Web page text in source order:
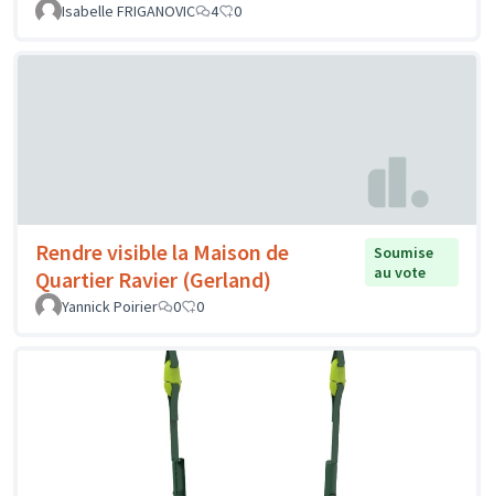
Isabelle FRIGANOVIC
4 0
Rendre visible la Maison de
Quartier Ravier (Gerland)
Soumise
au vote
Yannick Poirier
0 0